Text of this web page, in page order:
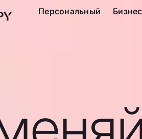
Персональный Бизнес